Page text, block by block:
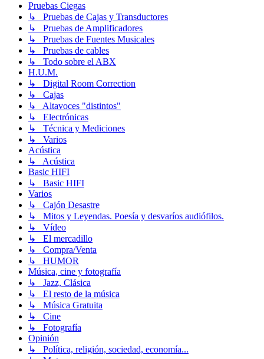
Pruebas Ciegas
↳ Pruebas de Cajas y Transductores
↳ Pruebas de Amplificadores
↳ Pruebas de Fuentes Musicales
↳ Pruebas de cables
↳ Todo sobre el ABX
H.U.M.
↳ Digital Room Correction
↳ Cajas
↳ Altavoces "distintos"
↳ Electrónicas
↳ Técnica y Mediciones
↳ Varios
Acústica
↳ Acústica
Basic HIFI
↳ Basic HIFI
Varios
↳ Cajón Desastre
↳ Mitos y Leyendas. Poesía y desvaríos audiófilos.
↳ Vídeo
↳ El mercadillo
↳ Compra/Venta
↳ HUMOR
Música, cine y fotografía
↳ Jazz, Clásica
↳ El resto de la música
↳ Música Gratuita
↳ Cine
↳ Fotografía
Opinión
↳ Política, religión, sociedad, economía...